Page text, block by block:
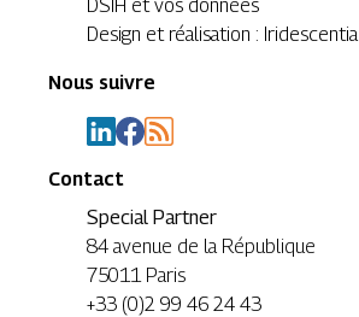
DSIH et vos données
Design et réalisation : Iridescentia
Nous suivre
Contact
Special Partner
84 avenue de la République
75011 Paris
+33 (0)2 99 46 24 43